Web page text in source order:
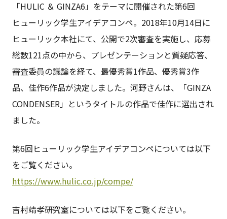
「HULIC ＆ GINZA6」をテーマに開催された第6回
ヒューリック学生アイデアコンペ。2018年10月14日に
ヒューリック本社にて、公開で2次審査を実施し、応募
総数121点の中から、プレゼンテーションと質疑応答、
審査委員の議論を経て、最優秀賞1作品、優秀賞3作
品、佳作6作品が決定しました。河野さんは、「GINZA
CONDENSER」というタイトルの作品で佳作に選出され
ました。
第6回ヒューリック学生アイデアコンペについては以下
をご覧ください。
https://www.hulic.co.jp/compe/
吉村靖孝研究室については以下をご覧ください。